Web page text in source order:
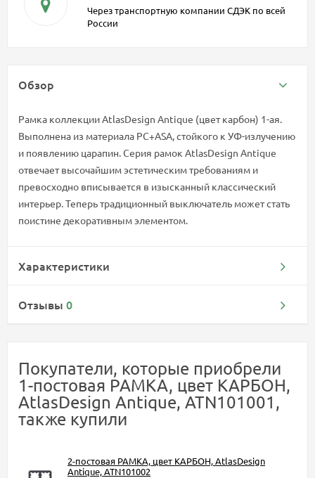
Через транспортную компании СДЭК по всей
России
Обзор
Рамка коллекции AtlasDesign Antique (цвет карбон) 1-ая.
Выполнена из материала PС+ASA, стойкого к УФ-излучению
и появлению царапин. Серия рамок AtlasDesign Antique
отвечает высочайшим эстетическим требованиям и
превосходно вписывается в изысканный классический
интерьер. Теперь традиционный выключатель может стать
поистине декоративным элементом.
Характеристики
Отзывы 0
Покупатели, которые приобрели
1-постовая РАМКА, цвет КАРБОН,
AtlasDesign Antique, ATN101001,
также купили
2-постовая РАМКА, цвет КАРБОН, AtlasDesign
Antique, ATN101002